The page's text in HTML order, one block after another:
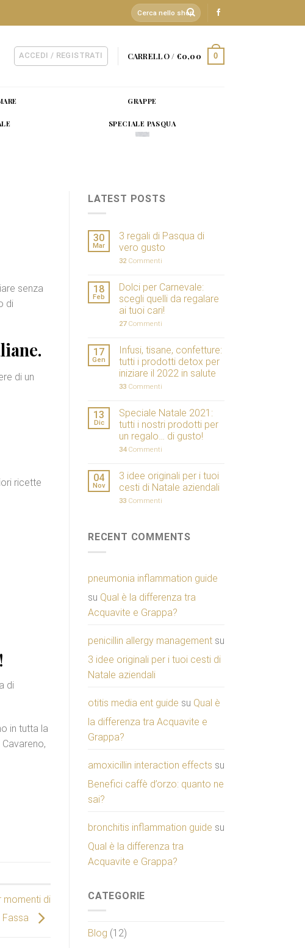
Cerca:
ACCEDI / REGISTRATI CARRELLO / €0,00 0
GRAPPE
SPECIALE PASQUA
senza
di
di un
ricette
di
in tutta la
momenti di
LATEST POSTS
30
Mar
3 regali di Pasqua di
vero gusto
32 Commenti
18
Feb
Dolci per Carnevale:
scegli quelli da regalare
ai tuoi cari!
27Commenti
17
Gen
Infusi, tisane, confetture:
tutti i prodotti detox per
iniziare il 2022 in salute
33 Commenti
13
Dic
Speciale Natale 2021:
tutti i nostri prodotti per
un regalo… di gusto!
34Commenti
04
Nov
3 idee originali per i tuoi
cesti di Natale aziendali
33 Commenti
RECENT COMMENTS
pneumonia inflammation guide
su Qual è la differenza tra
Acquavite e Grappa?
penicillin allergy management su
3 idee originali per i tuoi cesti di
Natale aziendali
otitis media ent guide su Qual è
la differenza tra Acquavite e
Grappa?
amoxicillin interaction effects su
Benefici caffè d’orzo: quanto ne
sai?
bronchitis inflammation guide su
Qual è la differenza tra
Acquavite e Grappa?
CATEGORIE
Blog (12)